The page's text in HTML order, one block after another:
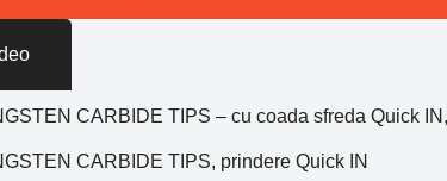
CARBIDE TIPS – cu coada sfreda Quick
CARBIDE TIPS, prindere Quick IN